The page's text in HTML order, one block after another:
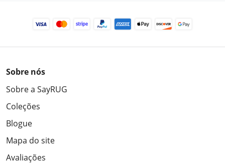
Sobre nós
Sobre a SayRUG
Coleções
Blogue
Mapa do site
Avaliações